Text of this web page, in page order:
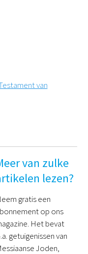
van
van zulke
lezen?
gratis een
op ons
Het bevat
getuigenissen van
Joden,